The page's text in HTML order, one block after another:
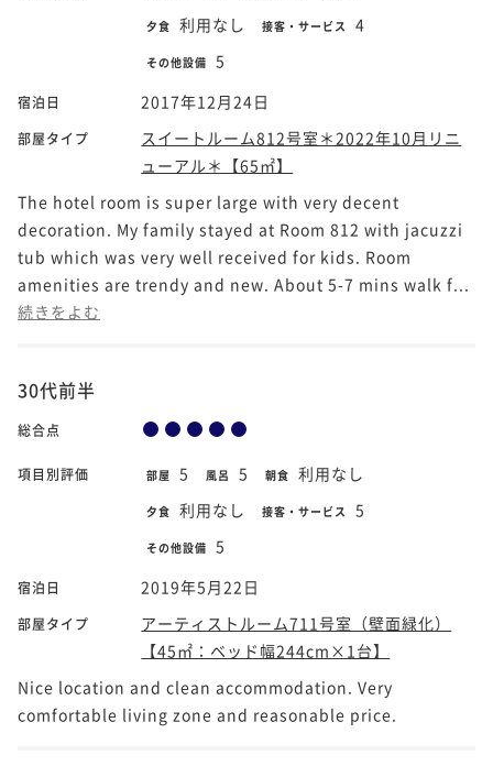
夕食 利用なし 接客・サービス 4
その他設備 5
宿泊日 2017年12月24日
部屋タイプ
スイートルーム812号室＊2022年10月リニ
ューアル＊【65㎡】
The hotel room is super large with very decent
decoration. My family stayed at Room 812 with jacuzzi
tub which was very well received for kids. Room
amenities are trendy and new. About 5-7 mins walk f...
続きをよむ
30代前半
総合点
項目別評価 部屋 5 風呂 5 朝食 利用なし
夕食 利用なし 接客・サービス 5
その他設備 5
宿泊日 2019年5月22日
部屋タイプ
アーティストルーム711号室（壁面緑化）
【45㎡：ベッド幅244cm×1台】
Nice location and clean accommodation. Very
comfortable living zone and reasonable price.